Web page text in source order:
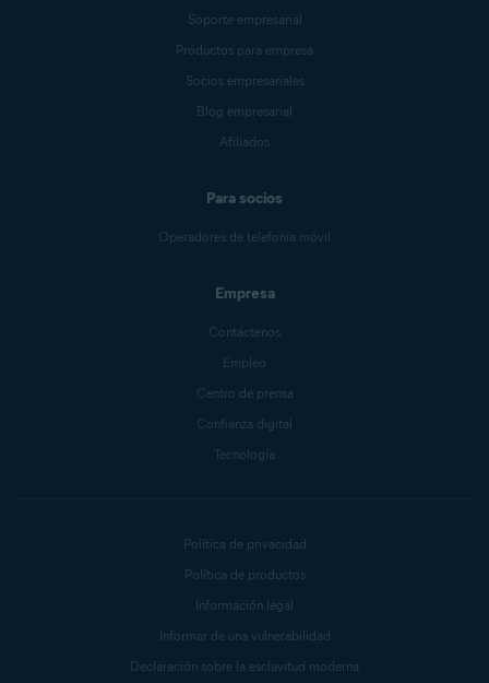
Soporte empresarial
Productos para empresa
Socios empresariales
Blog empresarial
Afiliados
Para socios
Operadores de telefonía móvil
Empresa
Contáctenos
Empleo
Centro de prensa
Confianza digital
Tecnología
Política de privacidad
Política de productos
Información legal
Informar de una vulnerabilidad
Declaración sobre la esclavitud moderna